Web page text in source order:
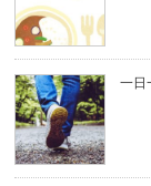
一日